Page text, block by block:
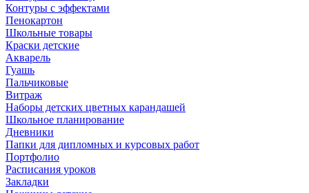
Контуры с эффектами
Пенокартон
Школьные товары
Краски детские
Акварель
Гуашь
Пальчиковые
Витраж
Наборы детских цветных карандашей
Школьное планирование
Дневники
Папки для дипломных и курсовых работ
Портфолио
Расписания уроков
Закладки